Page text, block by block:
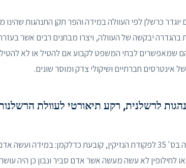
כרשלן לפי העוולה במידה והפר תקן התנהגות שהינו
יבקשה של העוולה, ויצרו מבחנים רבים אשר
שמאפשרים לבתי המשפט לקבוע אם להטיל או לא להטיל
של אינטרסים חברתיים ושיקולי צדק ומוסר שונים.
לרשלנית, רקע תיאורטי לעוולת
העוולה, המופיעה בס' 35 לפקודת הנזיקין, קובעת כדלקמן:
לחילופין לא עשה מעשה אשר אדם סביר ונבון כן היה